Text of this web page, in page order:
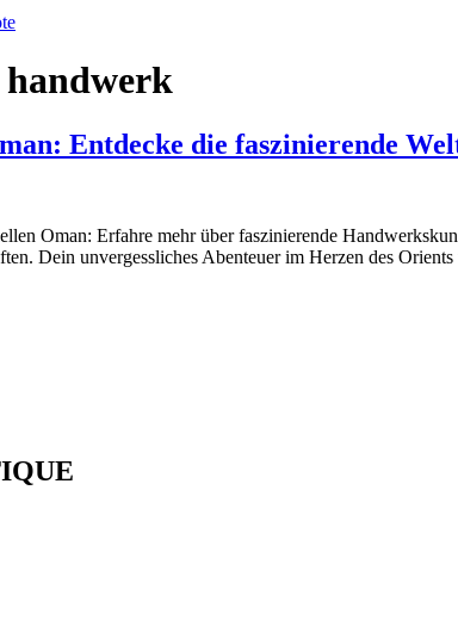
handwerk
Entdecke die faszinierende
Oman: Erfahre mehr über faszinierende
Dein unvergessliches Abenteuer im Herzen des